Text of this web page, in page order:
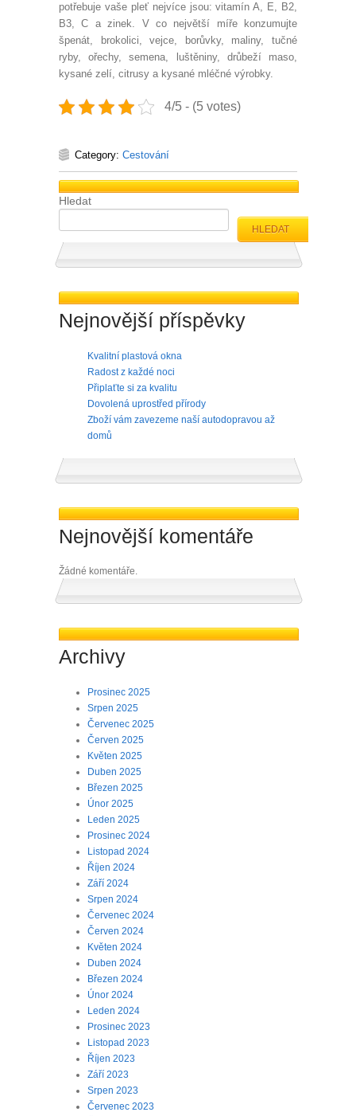
potřebuje vaše pleť nejvíce jsou: vitamín A, E, B2,
B3, C a zinek. V co největší míře konzumujte
špenát, brokolici, vejce, borůvky, maliny, tučné
ryby, ořechy, semena, luštěniny, drůbeží maso,
kysané zelí, citrusy a kysané mléčné výrobky.
4/5 - (5 votes)
Category: Cestování
Hledat
HLEDAT
Nejnovější příspěvky
Kvalitní plastová okna
Radost z každé noci
Připlaťte si za kvalitu
Dovolená uprostřed přírody
Zboží vám zavezeme naší autodopravou až
domů
Nejnovější komentáře
Žádné komentáře.
Archivy
Prosinec 2025
Srpen 2025
Červenec 2025
Červen 2025
Květen 2025
Duben 2025
Březen 2025
Únor 2025
Leden 2025
Prosinec 2024
Listopad 2024
Říjen 2024
Září 2024
Srpen 2024
Červenec 2024
Červen 2024
Květen 2024
Duben 2024
Březen 2024
Únor 2024
Leden 2024
Prosinec 2023
Listopad 2023
Říjen 2023
Září 2023
Srpen 2023
Červenec 2023